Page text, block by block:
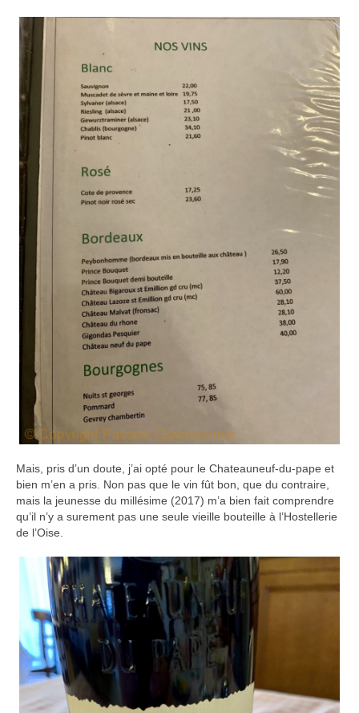
Mais, pris d’un doute, j’ai opté pour le Chateauneuf-du-pape et
bien m’en a pris. Non pas que le vin fût bon, que du contraire,
mais la jeunesse du millésime (2017) m’a bien fait comprendre
qu’il n’y a surement pas une seule vieille bouteille à l’Hostellerie
de l’Oise.